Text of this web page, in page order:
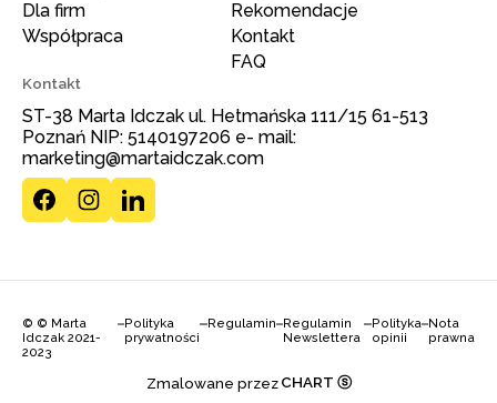
Dla firm
Współpraca
Rekomendacje
Kontakt
FAQ
Kontakt
ST-38 Marta Idczak ul. Hetmańska 111/15 61-513
Poznań NIP: 5140197206 e- mail:
marketing@martaidczak.com
© © Marta
Idczak 2021-
2023
Polityka
prywatności
Regulamin
Regulamin
Newslettera
Polityka
opinii
Nota
prawna
Zmalowane przez CHART ⓢ